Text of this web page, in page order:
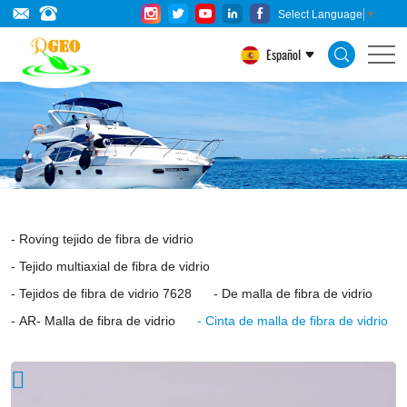
Select Language ▼
Español
Fiberglass
mesh
caulking
tape
is
made
glass
fiber
mesh
coated
with
acrylic
Roving tejido de fibra de vidrio
Tejido multiaxial de fibra de vidrio
Tejidos de fibra de vidrio 7628
De malla de fibra de vidrio
AR- Malla de fibra de vidrio
Cinta de malla de fibra de vidrio